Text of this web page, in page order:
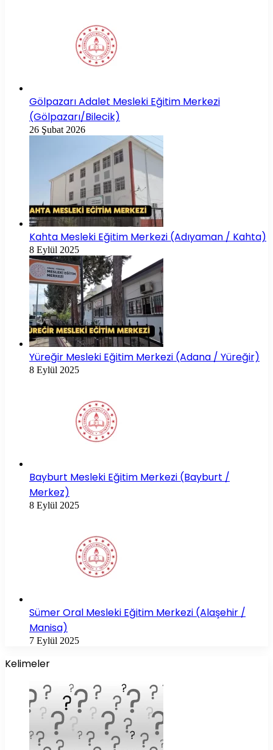
Gölpazarı Adalet Mesleki Eğitim Merkezi
(Gölpazarı/Bilecik)
26 Şubat 2026
Kahta Mesleki Eğitim Merkezi (Adıyaman / Kahta)
8 Eylül 2025
Yüreğir Mesleki Eğitim Merkezi (Adana / Yüreğir)
8 Eylül 2025
Bayburt Mesleki Eğitim Merkezi (Bayburt /
Merkez)
8 Eylül 2025
Sümer Oral Mesleki Eğitim Merkezi (Alaşehir /
Manisa)
7 Eylül 2025
Kelimeler